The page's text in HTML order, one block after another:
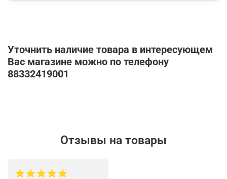
Уточнить наличие товара в интересующем
Вас магазине можно по телефону
88332419001
Отзывы на товары